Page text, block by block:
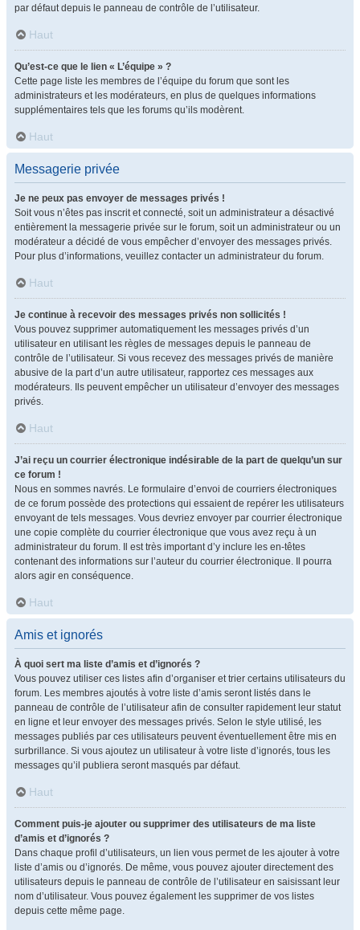
par défaut depuis le panneau de contrôle de l’utilisateur.
Haut
Qu’est-ce que le lien « L’équipe » ?
Cette page liste les membres de l’équipe du forum que sont les
administrateurs et les modérateurs, en plus de quelques informations
supplémentaires tels que les forums qu’ils modèrent.
Haut
Messagerie privée
Je ne peux pas envoyer de messages privés !
Soit vous n’êtes pas inscrit et connecté, soit un administrateur a désactivé
entièrement la messagerie privée sur le forum, soit un administrateur ou un
modérateur a décidé de vous empêcher d’envoyer des messages privés.
Pour plus d’informations, veuillez contacter un administrateur du forum.
Haut
Je continue à recevoir des messages privés non sollicités !
Vous pouvez supprimer automatiquement les messages privés d’un
utilisateur en utilisant les règles de messages depuis le panneau de
contrôle de l’utilisateur. Si vous recevez des messages privés de manière
abusive de la part d’un autre utilisateur, rapportez ces messages aux
modérateurs. Ils peuvent empêcher un utilisateur d’envoyer des messages
privés.
Haut
J’ai reçu un courrier électronique indésirable de la part de quelqu’un sur
ce forum !
Nous en sommes navrés. Le formulaire d’envoi de courriers électroniques
de ce forum possède des protections qui essaient de repérer les utilisateurs
envoyant de tels messages. Vous devriez envoyer par courrier électronique
une copie complète du courrier électronique que vous avez reçu à un
administrateur du forum. Il est très important d’y inclure les en-têtes
contenant des informations sur l’auteur du courrier électronique. Il pourra
alors agir en conséquence.
Haut
Amis et ignorés
À quoi sert ma liste d’amis et d’ignorés ?
Vous pouvez utiliser ces listes afin d’organiser et trier certains utilisateurs du
forum. Les membres ajoutés à votre liste d’amis seront listés dans le
panneau de contrôle de l’utilisateur afin de consulter rapidement leur statut
en ligne et leur envoyer des messages privés. Selon le style utilisé, les
messages publiés par ces utilisateurs peuvent éventuellement être mis en
surbrillance. Si vous ajoutez un utilisateur à votre liste d’ignorés, tous les
messages qu’il publiera seront masqués par défaut.
Haut
Comment puis-je ajouter ou supprimer des utilisateurs de ma liste
d’amis et d’ignorés ?
Dans chaque profil d’utilisateurs, un lien vous permet de les ajouter à votre
liste d’amis ou d’ignorés. De même, vous pouvez ajouter directement des
utilisateurs depuis le panneau de contrôle de l’utilisateur en saisissant leur
nom d’utilisateur. Vous pouvez également les supprimer de vos listes
depuis cette même page.